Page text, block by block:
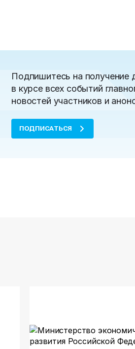
Подпишитесь на
в курсе всех событий
новостей участников и
ПОДПИСАТЬСЯ